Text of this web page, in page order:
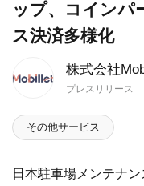
株式会社
プレスリリース
ップ、コインパ
ス決済多様化
その他サービス
日本駐車場メンテナ